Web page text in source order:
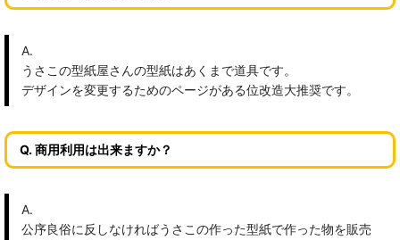
A.
うさこの型紙屋さんの型紙はあくまで道具です。
デザインを変更するためのページがある位改造大推奨です。
Q. 商用利用は出来ますか？
A.
公序良俗に反しなければうさこの作った型紙で作った物を販売